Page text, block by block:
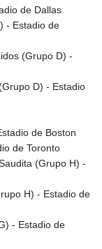
de Dallas
- Estadio de
(Grupo D) -
D) - Estadio
de Boston
de Toronto
(Grupo H) -
H) - Estadio de
- Estadio de